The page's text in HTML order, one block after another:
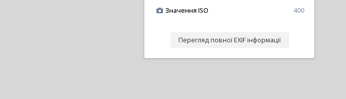
Значення ISO 400
Перегляд повної EXIF інформації